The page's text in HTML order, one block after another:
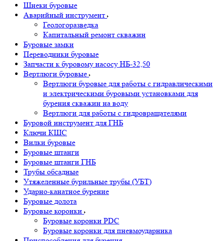
Шнеки буровые
Аварийный инструмент
Геологоразведка
Капитальный ремонт скважин
Буровые замки
Переводники буровые
Запчасти к буровому насосу НБ-32,50
Вертлюги буровые
Вертлюги буровые для работы с гидравлическими
и электрическими буровыми установками для
бурения скважин на воду
Вертлюги для работы с гидровращателями
Буровой инструмент для ГНБ
Ключи КШС
Вилки буровые
Буровые штанги
Буровые штанги ГНБ
Трубы обсадные
Утяжеленные бурильные трубы (УБТ)
Ударно-канатное бурение
Буровые долота
Буровые коронки
Буровые коронки PDC
Буровые коронки для пневмоударника